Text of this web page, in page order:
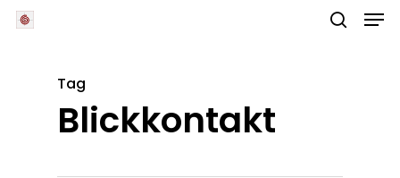
Skip
Tag
Blickkontakt